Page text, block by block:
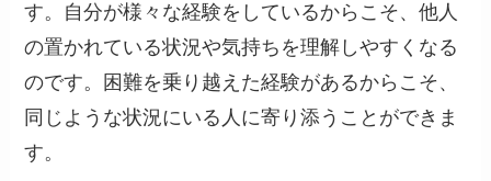
す。自分が様々な経験をしているからこそ、他人
の置かれている状況や気持ちを理解しやすくなる
のです。困難を乗り越えた経験があるからこそ、
同じような状況にいる人に寄り添うことができま
す。